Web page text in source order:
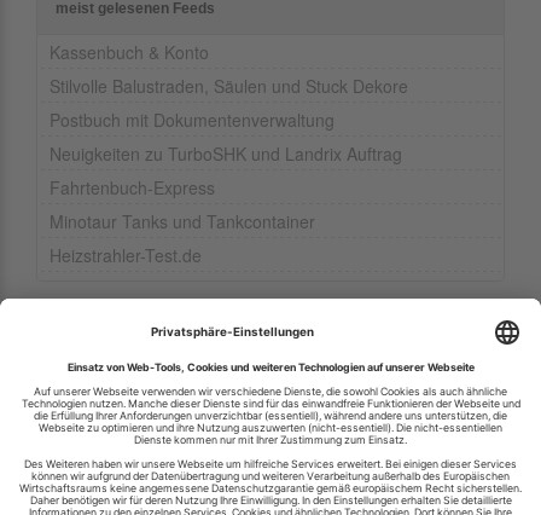
meist gelesenen Feeds
Kassenbuch & Konto
Stilvolle Balustraden, Säulen und Stuck Dekore
Postbuch mit Dokumentenverwaltung
Neuigkeiten zu TurboSHK und Landrix Auftrag
Fahrtenbuch-Express
Minotaur Tanks und Tankcontainer
Heizstrahler-Test.de
Ihren RSS-Feed veröffentlichen
RSS-Verzeichnis.de © 2003-2026